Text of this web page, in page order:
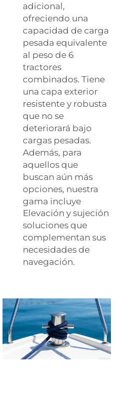
adicional,
ofreciendo una
capacidad de carga
pesada equivalente
al peso de 6
tractores
combinados. Tiene
una capa exterior
resistente y robusta
que no se
deteriorará bajo
cargas pesadas.
Además, para
aquellos que
buscan aún más
opciones, nuestra
gama incluye
Elevación y sujeción
soluciones que
complementan sus
necesidades de
navegación.